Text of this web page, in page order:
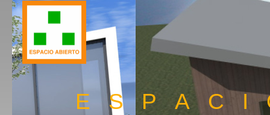
E S P A C